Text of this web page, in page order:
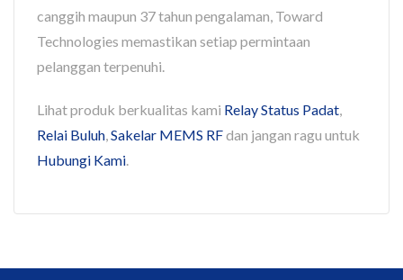
canggih maupun 37 tahun pengalaman, Toward
Technologies memastikan setiap permintaan
pelanggan terpenuhi.
Lihat produk berkualitas kami Relay Status Padat,
Relai Buluh,Sakelar MEMS RFdan jangan ragu untuk
Hubungi Kami.